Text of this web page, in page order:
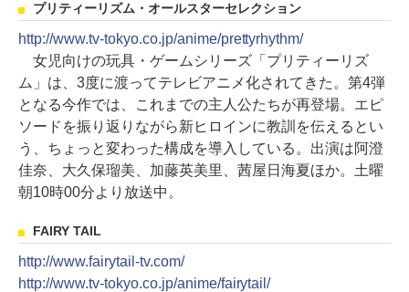
プリティーリズム・オールスターセレクション
http://www.tv-tokyo.co.jp/anime/prettyrhythm/
女児向けの玩具・ゲームシリーズ「プリティーリズ
ム」は、3度に渡ってテレビアニメ化されてきた。第4弾
となる今作では、これまでの主人公たちが再登場。エピ
ソードを振り返りながら新ヒロインに教訓を伝えるとい
う、ちょっと変わった構成を導入している。出演は阿澄
佳奈、大久保瑠美、加藤英美里、茜屋日海夏ほか。土曜
朝10時00分より放送中。
FAIRY TAIL
http://www.fairytail-tv.com/
http://www.tv-tokyo.co.jp/anime/fairytail/